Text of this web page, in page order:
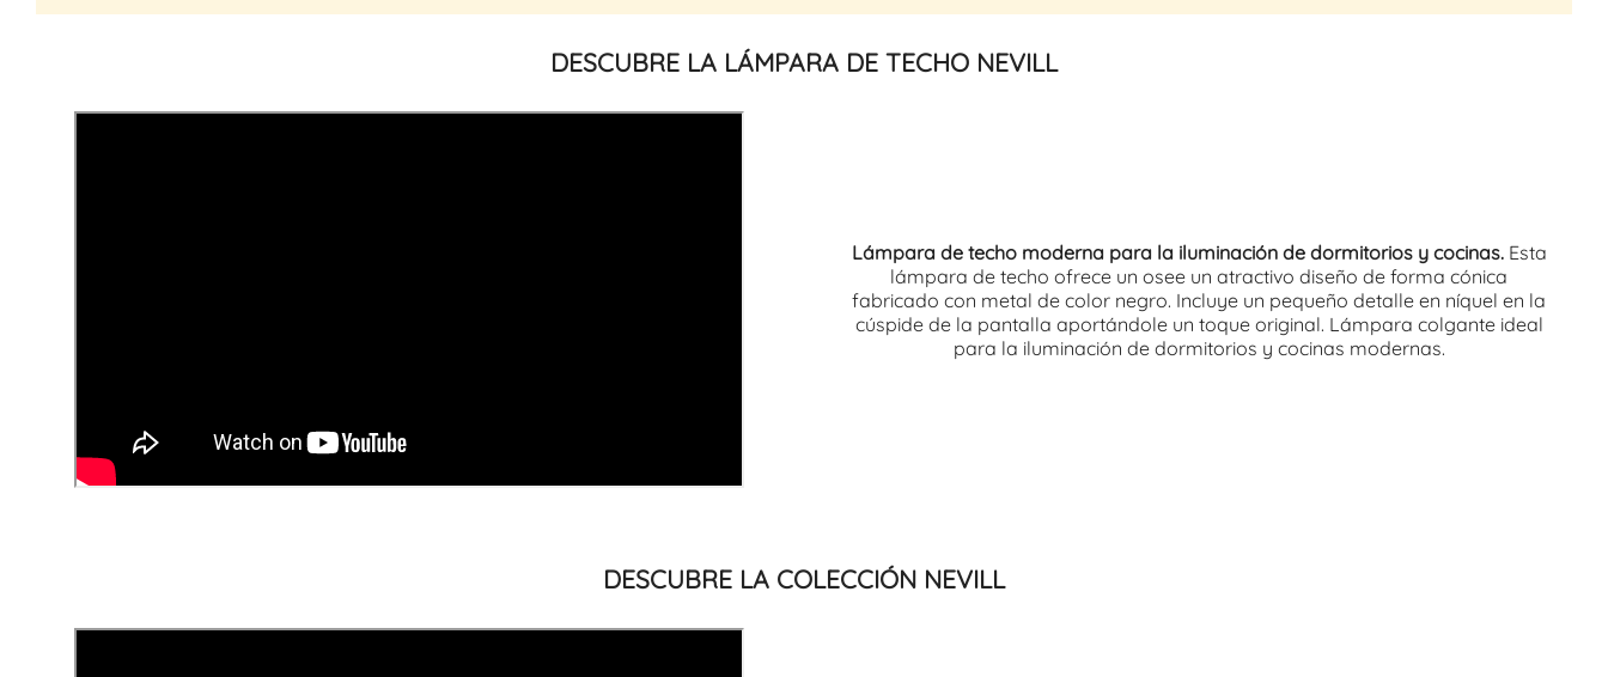
DESCUBRE LA LÁMPARA DE TECHO NEVILL
Lámpara de techo moderna para la iluminación de dormitorios y cocinas. Esta
lámpara de techo ofrece un osee un atractivo diseño de forma cónica
fabricado con metal de color negro. Incluye un pequeño detalle en níquel en la
cúspide de la pantalla aportándole un toque original. Lámpara colgante ideal
para la iluminación de dormitorios y cocinas modernas.
DESCUBRE LA COLECCIÓN NEVILL